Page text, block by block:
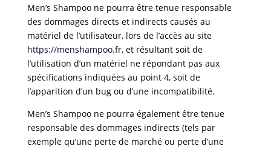
Men’s Shampoo ne pourra être tenue responsable
des dommages directs et indirects causés au
matériel de l’utilisateur, lors de l’accès au site
https://menshampoo.fr, et résultant soit de
l’utilisation d’un matériel ne répondant pas aux
spécifications indiquées au point 4, soit de
l’apparition d’un bug ou d’une incompatibilité.
Men’s Shampoo ne pourra également être tenue
responsable des dommages indirects (tels par
exemple qu’une perte de marché ou perte d’une